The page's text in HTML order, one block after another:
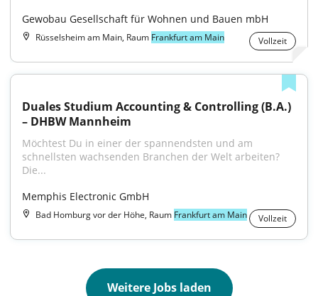
Gewobau Gesellschaft für Wohnen und Bauen mbH
Rüsselsheim am Main, Raum Frankfurt am Main Vollzeit
Duales Studium Accounting & Controlling (B.A.)
– DHBW Mannheim
Möchtest Du in einer der spannendsten und am
schnellsten wachsenden Branchen der Welt arbeiten?
Die...
Memphis Electronic GmbH
Bad Homburg vor der Höhe, Raum Frankfurt am Main Vollzeit
Weitere Jobs laden